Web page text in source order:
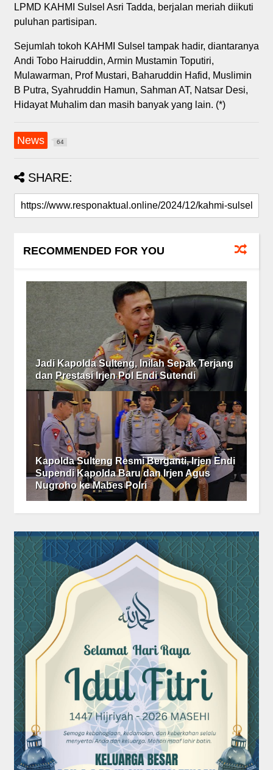
LPMD KAHMI Sulsel Asri Tadda, berjalan meriah diikuti
puluhan partisipan.
Sejumlah tokoh KAHMI Sulsel tampak hadir, diantaranya
Andi Tobo Hairuddin, Armin Mustamin Toputiri,
Mulawarman, Prof Mustari, Baharuddin Hafid, Muslimin
B Putra, Syahruddin Hamun, Sahman AT, Natsar Desi,
Hidayat Muhalim dan masih banyak yang lain. (*)
News 64
SHARE:
RECOMMENDED FOR YOU
Jadi Kapolda Sulteng, Inilah Sepak Terjang
dan Prestasi Irjen Pol Endi Sutendi
Kapolda Sulteng Resmi Berganti, Irjen Endi
Supendi Kapolda Baru dan Irjen Agus
Nugroho ke Mabes Polri